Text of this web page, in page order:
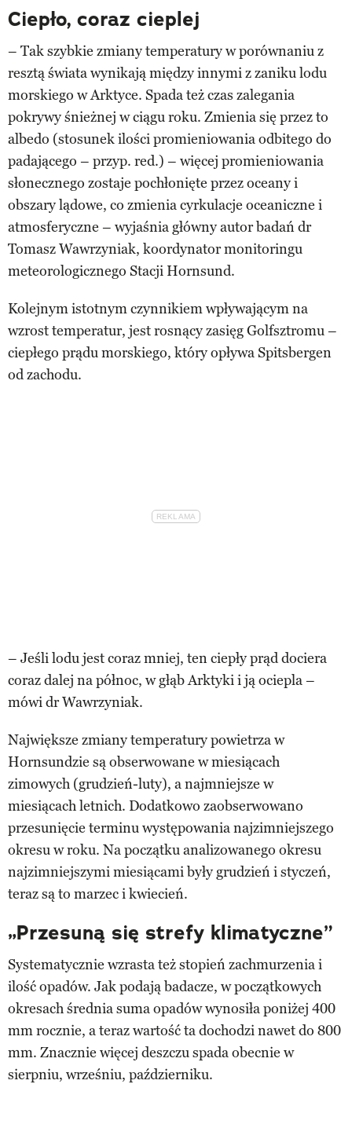
Ciepło, coraz cieplej
– Tak szybkie zmiany temperatury w porównaniu z
resztą świata wynikają między innymi z zaniku lodu
morskiego w Arktyce. Spada też czas zalegania
pokrywy śnieżnej w ciągu roku. Zmienia się przez to
albedo (stosunek ilości promieniowania odbitego do
padającego – przyp. red.) – więcej promieniowania
słonecznego zostaje pochłonięte przez oceany i
obszary lądowe, co zmienia cyrkulacje oceaniczne i
atmosferyczne – wyjaśnia główny autor badań dr
Tomasz Wawrzyniak, koordynator monitoringu
meteorologicznego Stacji Hornsund.
Kolejnym istotnym czynnikiem wpływającym na
wzrost temperatur, jest rosnący zasięg Golfsztromu –
ciepłego prądu morskiego, który opływa Spitsbergen
od zachodu.
– Jeśli lodu jest coraz mniej, ten ciepły prąd dociera
coraz dalej na północ, w głąb Arktyki i ją ociepla –
mówi dr Wawrzyniak.
Największe zmiany temperatury powietrza w
Hornsundzie są obserwowane w miesiącach
zimowych (grudzień-luty), a najmniejsze w
miesiącach letnich. Dodatkowo zaobserwowano
przesunięcie terminu występowania najzimniejszego
okresu w roku. Na początku analizowanego okresu
najzimniejszymi miesiącami były grudzień i styczeń,
teraz są to marzec i kwiecień.
„Przesuną się strefy klimatyczne”
Systematycznie wzrasta też stopień zachmurzenia i
ilość opadów. Jak podają badacze, w początkowych
okresach średnia suma opadów wynosiła poniżej 400
mm rocznie, a teraz wartość ta dochodzi nawet do 800
mm. Znacznie więcej deszczu spada obecnie w
sierpniu, wrześniu, październiku.